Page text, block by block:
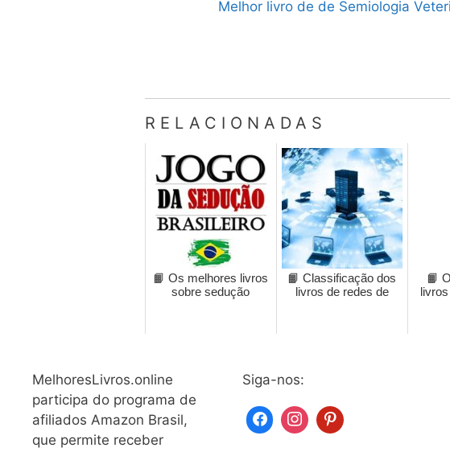
Melhor livro de de Semiologia
RELACIONADAS
📙 Os melhores livros
sobre sedução
📙 Classificação dos
livros de redes de
📙
MelhoresLivros.online
participa do programa de
afiliados Amazon Brasil,
que permite receber
Siga-nos: